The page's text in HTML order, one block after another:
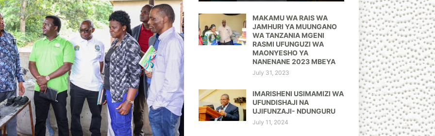
MAKAMU WA RAIS WA
JAMHURI YA MUUNGANO
WA TANZANIA MGENI
RASMI UFUNGUZI WA
MAONYESHO YA
NANENANE 2023 MBEYA
July 31, 2023
IMARISHENI USIMAMIZI WA
UFUNDISHAJI NA
UJIFUNZAJI- NDUNGURU
July 11, 2024